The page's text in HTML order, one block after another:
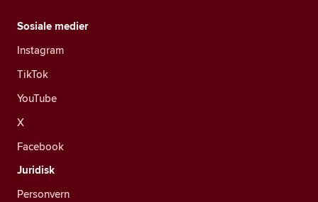
Sosiale medier
Instagram
TikTok
YouTube
X
Facebook
Juridisk
Personvern